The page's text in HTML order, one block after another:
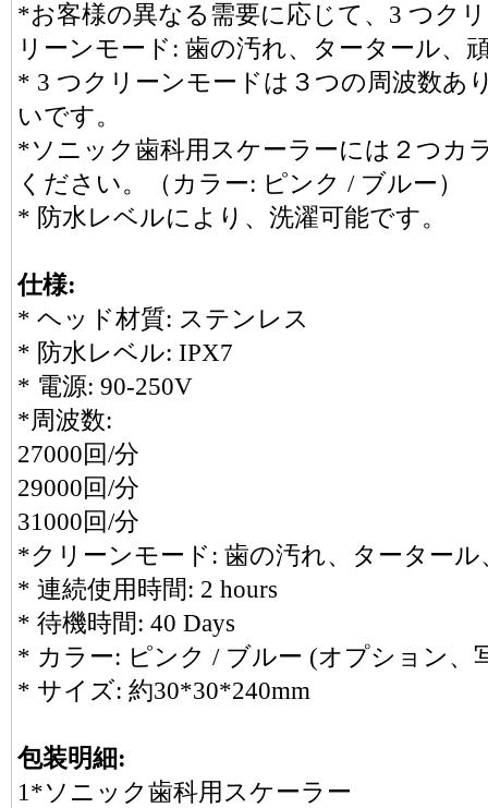
*お客様の異なる需要に応じて、3 つク
リーンモード: 歯の汚れ、タータール、
* 3 つクリーンモードは３つの周波数あ
いです。
*ソニック歯科用スケーラーには２つカ
ください。（カラー: ピンク / ブルー）
* 防水レベルにより、洗濯可能です。
仕様:
* ヘッド材質: ステンレス
* 防水レベル: IPX7
* 電源: 90-250V
*周波数:
27000回/分
29000回/分
31000回/分
*クリーンモード: 歯の汚れ、タータール
* 連続使用時間: 2 hours
* 待機時間: 40 Days
* カラー: ピンク / ブルー (オプション、
* サイズ: 約30*30*240mm
包装明細:
1*ソニック歯科用スケーラー